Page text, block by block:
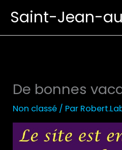
contenu
Saint-Jean-
De bonnes
Non classé / Par